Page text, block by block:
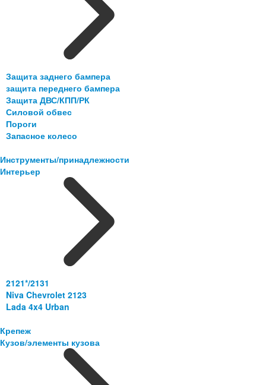
Защита заднего бампера
защита переднего бампера
Защита ДВС/КПП/РК
Силовой обвес
Пороги
Запасное колесо
Инструменты/принадлежности
Интерьер
2121*/2131
Niva Chevrolet 2123
Lada 4x4 Urban
Крепеж
Кузов/элементы кузова